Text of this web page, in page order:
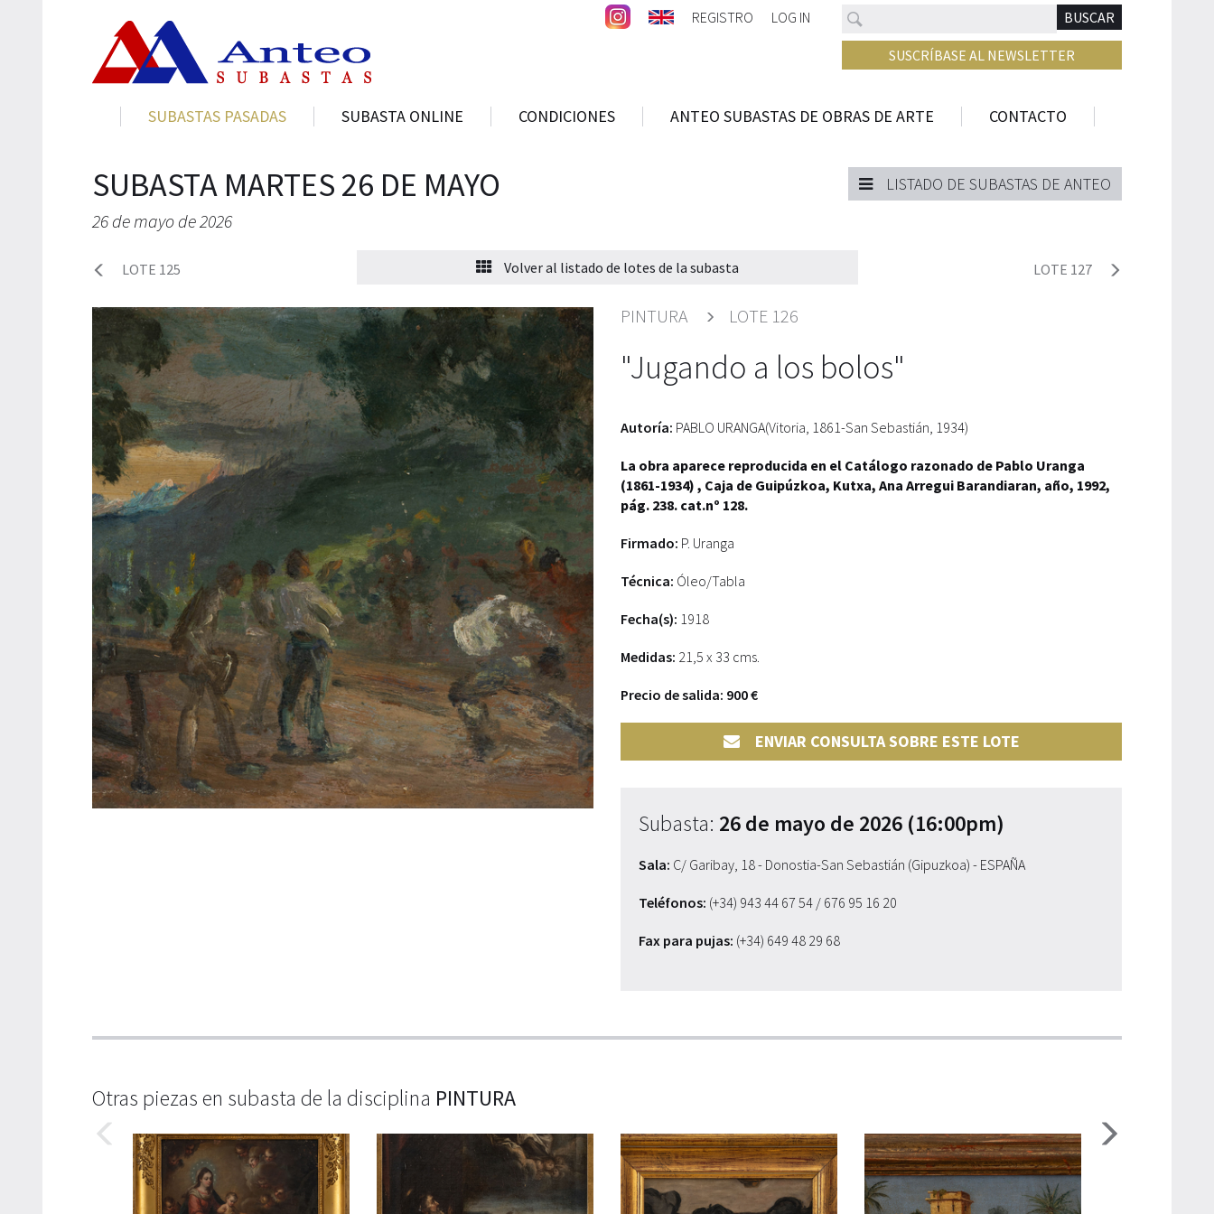
Buscar BUSCAR
REGISTRO LOG IN
SUSCRÍBASE AL NEWSLETTER
SUBASTAS PASADAS SUBASTA ONLINE CONDICIONES ANTEO SUBASTAS DE OBRAS DE ARTE CONTACTO
SUBASTA MARTES 26 DE MAYO
26 de mayo de 2026
LISTADO DE SUBASTAS DE ANTEO
LOTE 125 Volver al listado de lotes de la subasta LOTE 127
PINTURA LOTE 126
"Jugando a los bolos"
Autoría: PABLO URANGA(Vitoria, 1861-San Sebastián, 1934)
La obra aparece reproducida en el Catálogo razonado de Pablo Uranga
(1861-1934) , Caja de Guipúzkoa, Kutxa, Ana Arregui Barandiaran, año, 1992,
pág. 238. cat.nº 128.
Firmado: P. Uranga
Técnica: Óleo/Tabla
Fecha(s): 1918
Medidas: 21,5 x 33 cms.
Precio de salida: 900 €
ENVIAR CONSULTA SOBRE ESTE LOTE
Subasta: 26 de mayo de 2026 (16:00pm)
Sala: C/ Garibay, 18 - Donostia-San Sebastián (Gipuzkoa) - ESPAÑA
Teléfonos: (+34) 943 44 67 54 / 676 95 16 20
Fax para pujas: (+34) 649 48 29 68
Otras piezas en subasta de la disciplina PINTURA